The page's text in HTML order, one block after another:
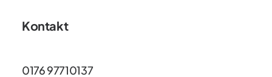
Kontakt
0176 97710137